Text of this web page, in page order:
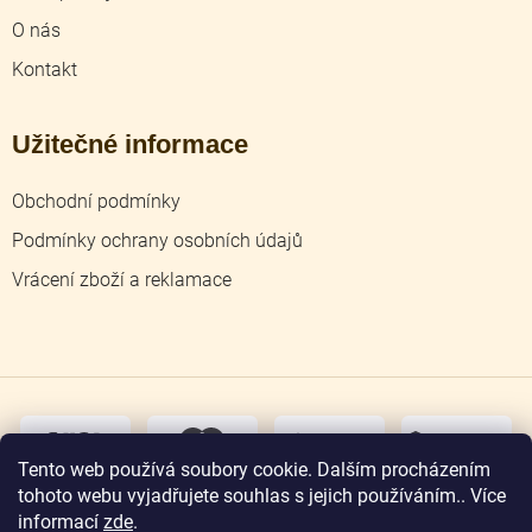
Tento web používá soubory cookie. Dalším procházením
tohoto webu vyjadřujete souhlas s jejich používáním.. Více
informací zde.
O nás
Kontakt
Užitečné informace
Obchodní podmínky
Podmínky ochrany osobních údajů
Vrácení zboží a reklamace
osobní